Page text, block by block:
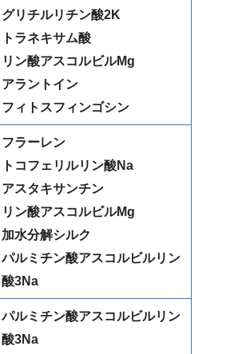
グリチルリチン酸2K
トラネキサム酸
リン酸アスコルビルMg
アラントイン
フィトスフィンゴシン
フラーレン
トコフェリルリン酸Na
アスタキサンチン
リン酸アスコルビルMg
加水分解シルク
パルミチン酸アスコルビルリン
酸3Na
パルミチン酸アスコルビルリン
酸3Na